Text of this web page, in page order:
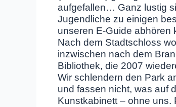
aufgefallen… Ganz lustig
Jugendliche zu einigen
unseren E-Guide abhören
Nach dem Stadtschloss
inzwischen nach dem
Bibliothek, die 2007
Wir schlendern den Park
und fassen nicht, was auf
Kunstkabinett – ohne uns.